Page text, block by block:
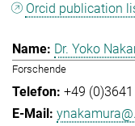
Orcid publication
Dr. Yoko
Forschende
+49